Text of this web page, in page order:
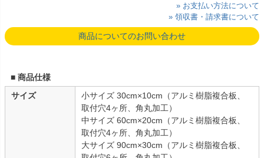
» お支払い方法について
» 領収書・請求書について
商品についてのお問い合わせ
■ 商品仕様
サイズ
小サイズ 30cm×10cm（アルミ樹脂複合板、
取付穴4ヶ所、角丸加工）
中サイズ 60cm×20cm（アルミ樹脂複合板、
取付穴4ヶ所、角丸加工）
大サイズ 90cm×30cm（アルミ樹脂複合板、